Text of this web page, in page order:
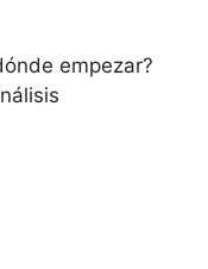
empezar?